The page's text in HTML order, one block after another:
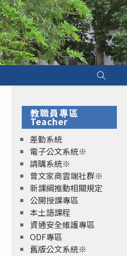
教職員專區
Teacher
差勤系統
電子公文系統※
請購系統※
曾文家商雲端社群※
新課綱推動相關規定
公開授課專區
本土語課程
資通安全維護專區
ODF專區
舊版公文系統※